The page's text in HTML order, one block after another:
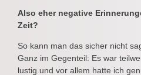
Also eher negative
Zeit?
So kann man das sicher nicht
Ganz im Gegenteil: Es war
lustig und vor allem hatte ich